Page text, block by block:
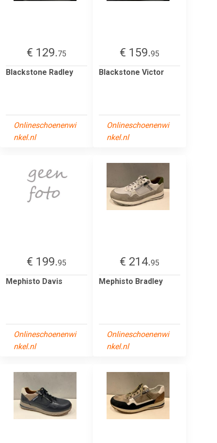
€ 129.75
Blackstone Radley
Onlineschoenenwi
nkel.nl
€ 159.95
Blackstone Victor
Onlineschoenenwi
nkel.nl
€ 199.95
Mephisto Davis
Onlineschoenenwi
nkel.nl
€ 214.95
Mephisto Bradley
Onlineschoenenwi
nkel.nl